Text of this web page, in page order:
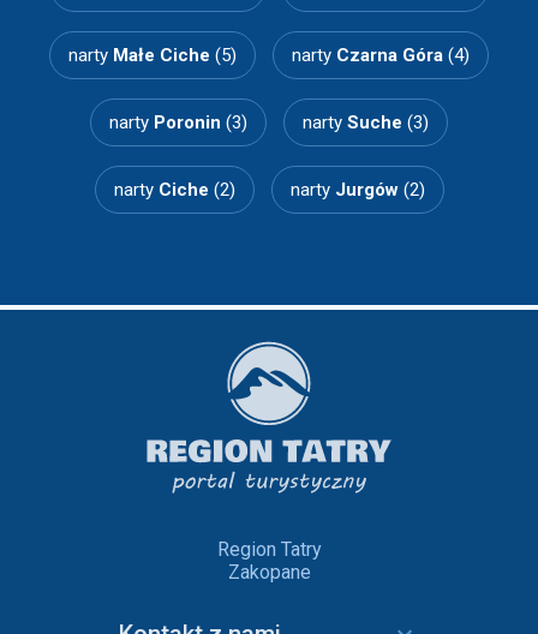
narty Małe Ciche (5) narty Czarna Góra (4)
narty Poronin (3) narty Suche (3)
narty Ciche (2) narty Jurgów(2)
Region Tatry
Zakopane